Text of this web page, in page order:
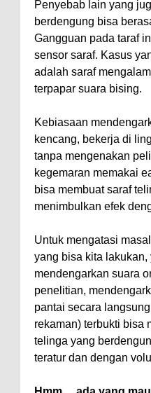
Penyebab lain yang
berdengung bisa
Gangguan pada taraf
sensor saraf. Kasus
adalah saraf
terpapar suara bising.
Kebiasaan
kencang, bekerja di
tanpa mengenakan
kegemaran memakai
bisa membuat saraf
menimbulkan efek
Untuk mengatasi
yang bisa kita lakukan,
mendengarkan suara
penelitian,
pantai secara
rekaman) terbukti bisa
telinga yang
teratur dan dengan